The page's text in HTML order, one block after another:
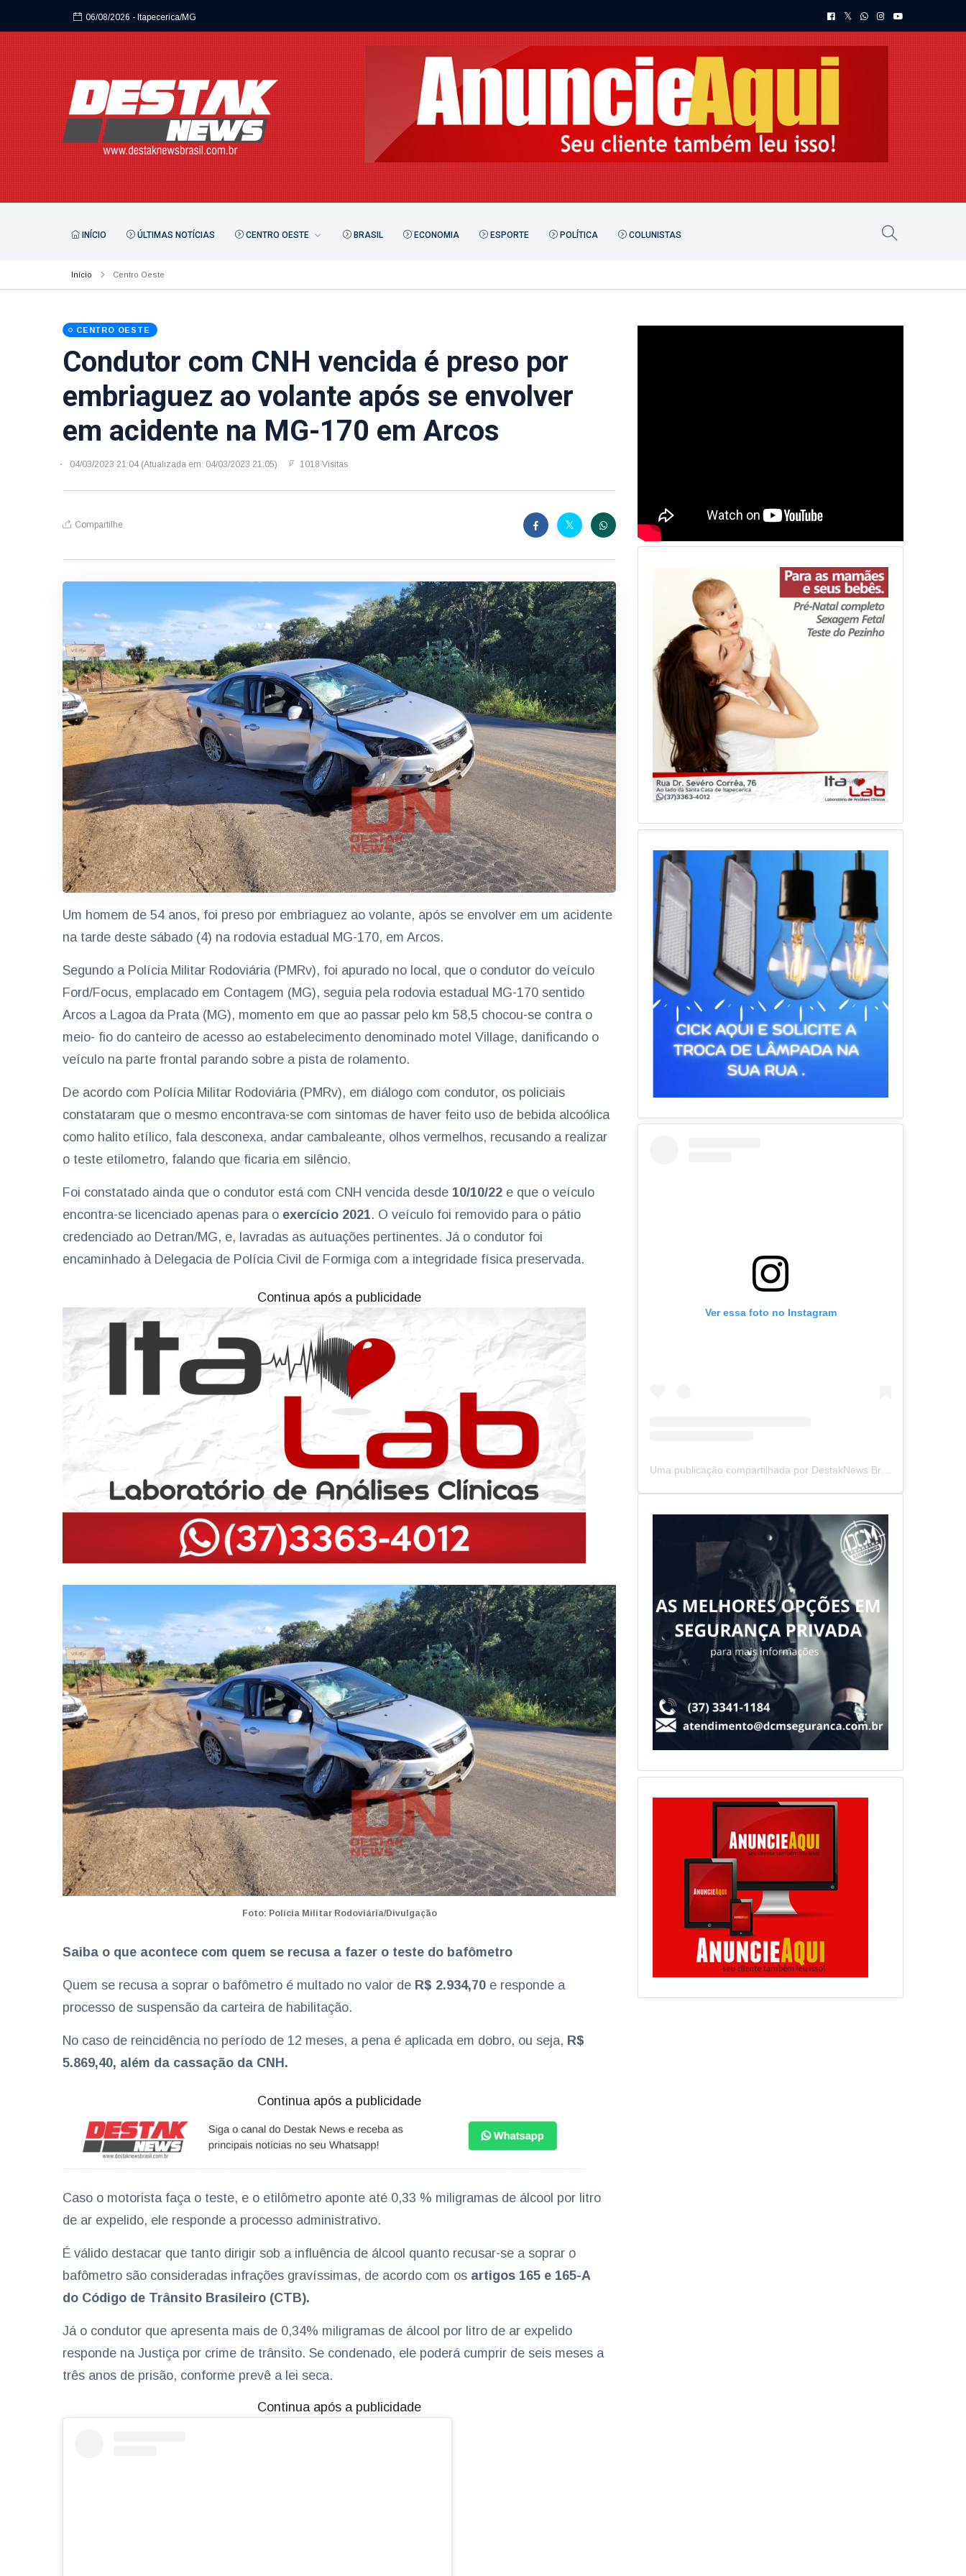
06/08/2026 - Itapecerica/MG
INÍCIO ÚLTIMAS NOTÍCIAS CENTRO OESTE BRASIL ECONOMIA ESPORTE POLÍTICA COLUNISTAS
Início Centro Oeste
CENTRO OESTE
Condutor com CNH vencida é preso por
embriaguez ao volante após se envolver
em acidente na MG-170 em Arcos
04/03/2023 21:04 (Atualizada em: 04/03/2023 21:05) 1018 Visitas
Compartilhe
Um homem de 54 anos, foi preso por embriaguez ao volante, após se envolver em um acidente
na tarde deste sábado (4) na rodovia estadual MG-170, em Arcos.
Segundo a Polícia Militar Rodoviária (PMRv), foi apurado no local, que o condutor do veículo
Ford/Focus, emplacado em Contagem (MG), seguia pela rodovia estadual MG-170 sentido
Arcos a Lagoa da Prata (MG), momento em que ao passar pelo km 58,5 chocou-se contra o
meio- fio do canteiro de acesso ao estabelecimento denominado motel Village, danificando o
veículo na parte frontal parando sobre a pista de rolamento.
De acordo com Polícia Militar Rodoviária (PMRv), em diálogo com condutor, os policiais
constataram que o mesmo encontrava-se com sintomas de haver feito uso de bebida alcoólica
como halito etílico, fala desconexa, andar cambaleante, olhos vermelhos, recusando a realizar
o teste etilometro, falando que ficaria em silêncio.
Foi constatado ainda que o condutor está com CNH vencida desde 10/10/22 e que o veículo
encontra-se licenciado apenas para o exercício 2021. O veículo foi removido para o pátio
credenciado ao Detran/MG, e, lavradas as autuações pertinentes. Já o condutor foi
encaminhado à Delegacia de Polícia Civil de Formiga com a integridade física preservada.
Continua após a publicidade
Foto: Polícia Militar Rodoviária/Divulgação
Saiba o que acontece com quem se recusa a fazer o teste do bafômetro
Quem se recusa a soprar o bafômetro é multado no valor de R$ 2.934,70 e responde a
processo de suspensão da carteira de habilitação.
No caso de reincidência no período de 12 meses, a pena é aplicada em dobro, ou seja, R$
5.869,40, além da cassação da CNH.
Continua após a publicidade
Caso o motorista faça o teste, e o etilômetro aponte até 0,33 % miligramas de álcool por litro
de ar expelido, ele responde a processo administrativo.
É válido destacar que tanto dirigir sob a influência de álcool quanto recusar-se a soprar o
bafômetro são consideradas infrações gravíssimas, de acordo com os artigos 165 e 165-A
do Código de Trânsito Brasileiro (CTB).
Já o condutor que apresenta mais de 0,34% miligramas de álcool por litro de ar expelido
responde na Justiça por crime de trânsito. Se condenado, ele poderá cumprir de seis meses a
três anos de prisão, conforme prevê a lei seca.
Continua após a publicidade
Ver essa foto no Instagram